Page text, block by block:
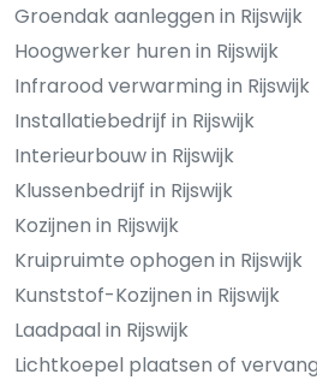
Groendak aanleggen in Rijswijk
Hoogwerker huren in Rijswijk
Infrarood verwarming in Rijswijk
Installatiebedrijf in Rijswijk
Interieurbouw in Rijswijk
Klussenbedrijf in Rijswijk
Kozijnen in Rijswijk
Kruipruimte ophogen in Rijswijk
Kunststof-Kozijnen in Rijswijk
Laadpaal in Rijswijk
Lichtkoepel plaatsen of